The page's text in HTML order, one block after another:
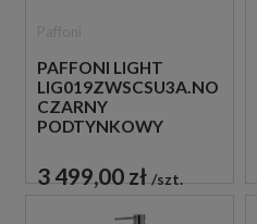
PAFFONI LIGHT
LIG019ZWSCSU3A.NO
CZARNY
PODTYNKOWY
PRYSZNICOWY Z
NAPEŁNIANIEM
3 499,00 zł szt.